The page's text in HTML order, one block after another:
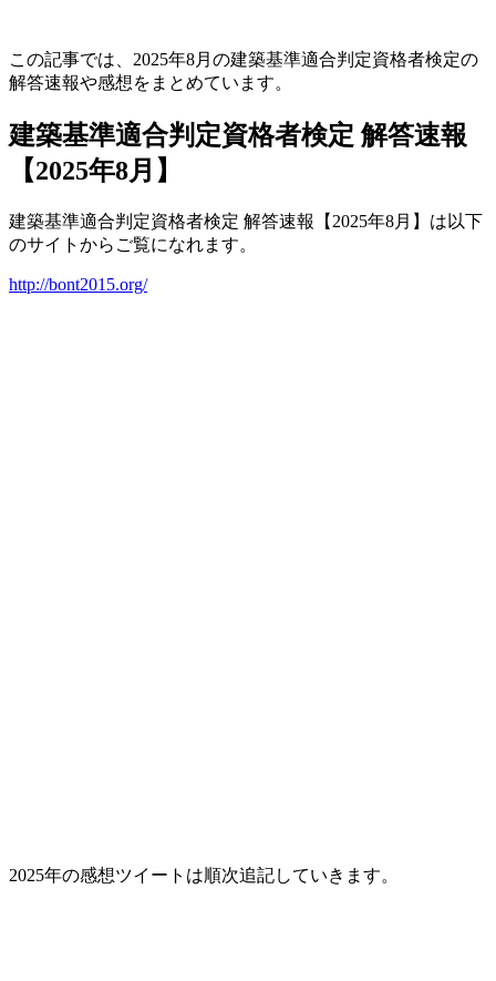
この記事では、2025年8月の建築基準適合判定資格者検定の
解答速報や感想をまとめています。
建築基準適合判定資格者検定 解答速報
【2025年8月】
建築基準適合判定資格者検定 解答速報【2025年8月】は以下
のサイトからご覧になれます。
http://bont2015.org/
2025年の感想ツイートは順次追記していきます。